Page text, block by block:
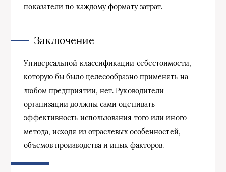
показатели по каждому формату затрат.
Заключение
Универсальной классификации себестоимости,
которую бы было целесообразно применять на
любом предприятии, нет. Руководители
организации должны сами оценивать
эффективность использования того или иного
метода, исходя из отраслевых особенностей,
объемов производства и иных факторов.